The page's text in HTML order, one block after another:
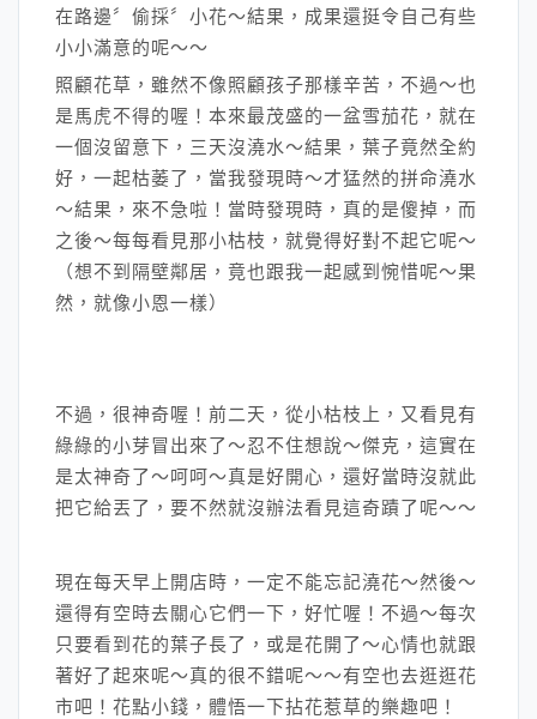
在路邊〞偷採〞小花～結果，成果還挺令自己有些
小小滿意的呢～～
照顧花草，雖然不像照顧孩子那樣辛苦，不過～也
是馬虎不得的喔！本來最茂盛的一盆雪茄花，就在
一個沒留意下，三天沒澆水～結果，葉子竟然全約
好，一起枯萎了，當我發現時～才猛然的拼命澆水
～結果，來不急啦！當時發現時，真的是傻掉，而
之後～每每看見那小枯枝，就覺得好對不起它呢～
（想不到隔壁鄰居，竟也跟我一起感到惋惜呢～果
然，就像小恩一樣）
不過，很神奇喔！前二天，從小枯枝上，又看見有
綠綠的小芽冒出來了～忍不住想說～傑克，這實在
是太神奇了～呵呵～真是好開心，還好當時沒就此
把它給丟了，要不然就沒辦法看見這奇蹟了呢～～
現在每天早上開店時，一定不能忘記澆花～然後～
還得有空時去關心它們一下，好忙喔！不過～每次
只要看到花的葉子長了，或是花開了～心情也就跟
著好了起來呢～真的很不錯呢～～有空也去逛逛花
市吧！花點小錢，體悟一下拈花惹草的樂趣吧！